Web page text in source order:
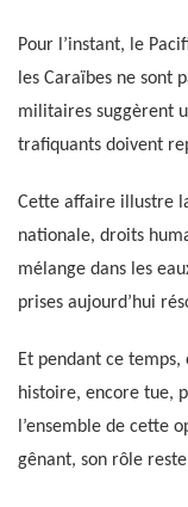
Pour l’instant, le
les Caraïbes ne sont
militaires suggèrent
trafiquants doivent
Cette affaire illustre
nationale, droits
mélange dans les
prises aujourd’hui
Et pendant ce
histoire, encore tue,
l’ensemble de cette
gênant, son rôle